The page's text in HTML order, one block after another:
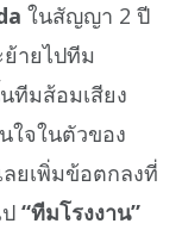
ในสัญญา 2 ปี
ายไปทีม
ทีมส้อมเสียง
ใจในตัวของ
ยเพิ่มข้อตกลงที่
“ทีมโรงงาน”